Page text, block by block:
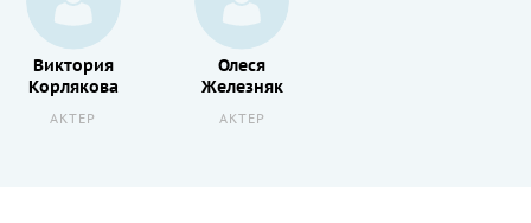
Виктория
Корлякова
АКТЕР
Олеся
Железняк
АКТЕР